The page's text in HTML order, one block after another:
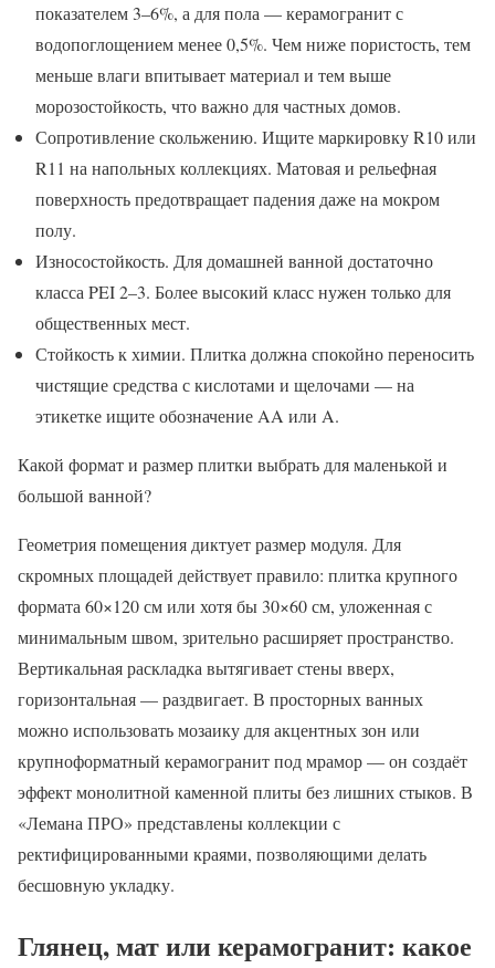
показателем 3–6%, а для пола — керамогранит с
водопоглощением менее 0,5%. Чем ниже пористость, тем
меньше влаги впитывает материал и тем выше
морозостойкость, что важно для частных домов.
Сопротивление скольжению. Ищите маркировку R10 или
R11 на напольных коллекциях. Матовая и рельефная
поверхность предотвращает падения даже на мокром
полу.
Износостойкость. Для домашней ванной достаточно
класса PEI 2–3. Более высокий класс нужен только для
общественных мест.
Стойкость к химии. Плитка должна спокойно переносить
чистящие средства с кислотами и щелочами — на
этикетке ищите обозначение AA или A.
Какой формат и размер плитки выбрать для маленькой и
большой ванной?
Геометрия помещения диктует размер модуля. Для
скромных площадей действует правило: плитка крупного
формата 60×120 см или хотя бы 30×60 см, уложенная с
минимальным швом, зрительно расширяет пространство.
Вертикальная раскладка вытягивает стены вверх,
горизонтальная — раздвигает. В просторных ванных
можно использовать мозаику для акцентных зон или
крупноформатный керамогранит под мрамор — он создаёт
эффект монолитной каменной плиты без лишних стыков. В
«Лемана ПРО» представлены коллекции с
ректифицированными краями, позволяющими делать
бесшовную укладку.
Глянец, мат или керамогранит: какое